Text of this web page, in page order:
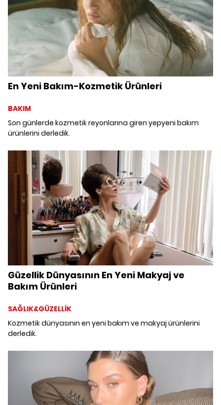
En Yeni Bakım-Kozmetik Ürünleri
BAKIM
Son günlerde kozmetik reyonlarına giren yepyeni bakım
ürünlerini derledik.
Güzellik Dünyasının En Yeni Makyaj ve
Bakım Ürünleri
SAĞLIK&GÜZELLİK
Kozmetik dünyasının en yeni bakım ve makyaj ürünlerini
derledik.